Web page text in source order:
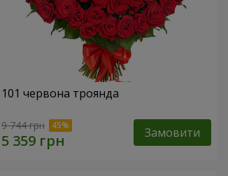
101 червона троянда
9 744 грн Замовити